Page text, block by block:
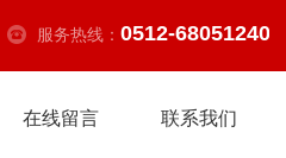
服务热线： 0512-68051240
在线留言 联系我们